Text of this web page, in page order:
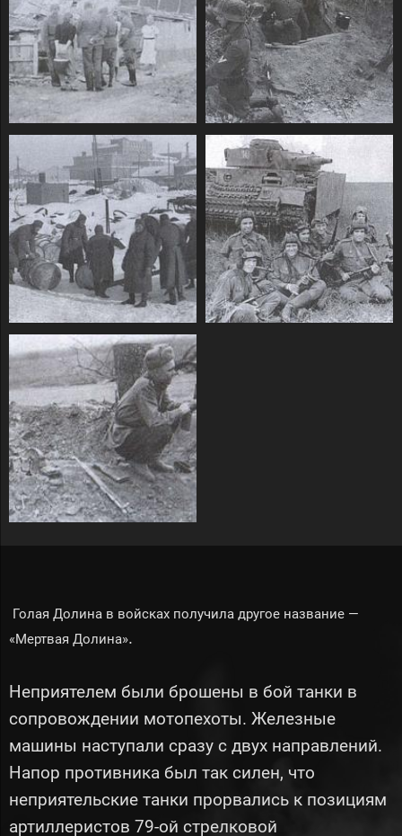
Голая Долина в войсках получила другое название —
«Мертвая Долина».
Неприятелем были брошены в бой танки в
сопровождении мотопехоты. Железные
машины наступали сразу с двух направлений.
Напор противника был так силен, что
неприятельские танки прорвались к позициям
артиллеристов 79-ой стрелковой